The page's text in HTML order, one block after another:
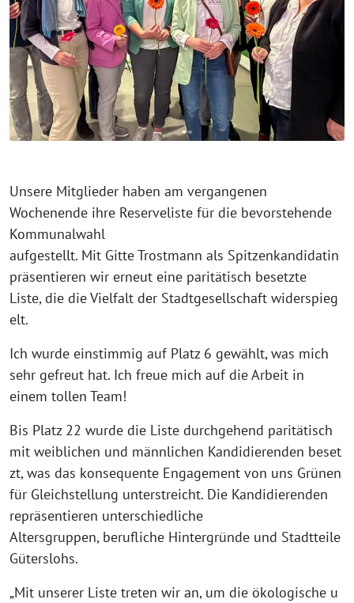
Unsere Mitglieder haben am vergangenen
Wochenende ihre Reserveliste für die bevorstehende
Kommunalwahl
aufgestellt. Mit Gitte Trostmann als Spitzenkandidatin
präsentieren wir erneut eine paritätisch besetzte
Liste, die die Vielfalt der Stadtgesellschaft widerspieg
elt.
Ich wurde einstimmig auf Platz 6 gewählt, was mich
sehr gefreut hat. Ich freue mich auf die Arbeit in
einem tollen Team!
Bis Platz 22 wurde die Liste durchgehend paritätisch
mit weiblichen und männlichen Kandidierenden beset
zt, was das konsequente Engagement von uns Grünen
für Gleichstellung unterstreicht. Die Kandidierenden
repräsentieren unterschiedliche
Altersgruppen, berufliche Hintergründe und Stadtteile
Güterslohs.
„Mit unserer Liste treten wir an, um die ökologische u